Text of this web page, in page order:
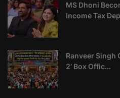
MS Dhoni
Income Tax
Ranveer Singh
2’ Box Offic...